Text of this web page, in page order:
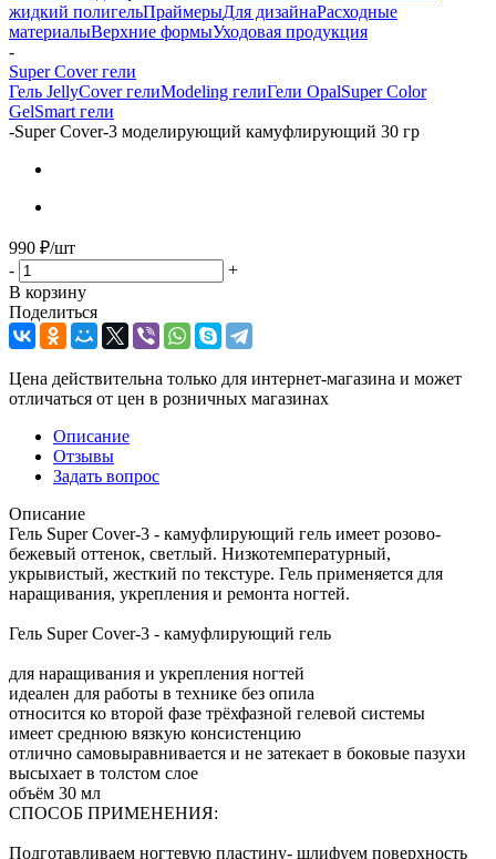
жидкий полигельПраймерыДля дизайнаРасходные
материалыВерхние формыУходовая продукция
-
Super Cover гели
Гель JellyCover гелиModeling гелиГели OpalSuper Color
GelSmart гели
-Super Cover-3 моделирующий камуфлирующий 30 гр
990 ₽/шт
-
+
В корзину
Поделиться
Цена действительна только для интернет-магазина и может
отличаться от цен в розничных магазинах
Описание
Отзывы
Задать вопрос
Описание
Гель Super Cover-3 - камуфлирующий гель имеет розово-
бежевый оттенок, светлый. Низкотемпературный,
укрывистый, жесткий по текстуре. Гель применяется для
наращивания, укрепления и ремонта ногтей.
Гель Super Cover-3 - камуфлирующий гель
для наращивания и укрепления ногтей
идеален для работы в технике без опила
относится ко второй фазе трёхфазной гелевой системы
имеет среднюю вязкую консистенцию
отлично самовыравнивается и не затекает в боковые пазухи
высыхает в толстом слое
объём 30 мл
СПОСОБ ПРИМЕНЕНИЯ:
Подготавливаем ногтевую пластину- шлифуем поверхность